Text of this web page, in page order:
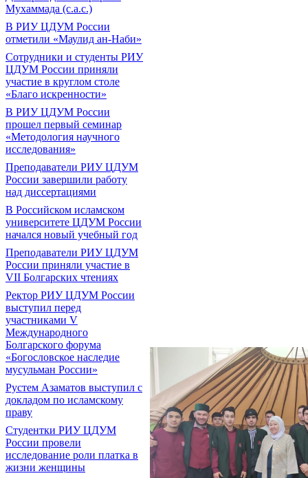
Мухаммада (с.а.с.)
В РИУ ЦДУМ России
отметили «Маулид ан-Наби»
Сотрудники и студенты РИУ
ЦДУМ России приняли
участие в круглом столе
«Благо искренности»
В РИУ ЦДУМ России
прошел первый семинар
«Методология научного
исследования»
Преподаватели РИУ ЦДУМ
России завершили работу
над диссертациями
В Российском исламском
университете ЦДУМ России
начался новый учебный год
Преподаватели РИУ ЦДУМ
России приняли участие в
VII Болгарских чтениях
Ректор РИУ ЦДУМ России
выступил перед
участниками V
Международного
Болгарского форума
«Богословское наследие
мусульман России»
Рустем Азаматов выступил с
докладом по исламскому
праву
Студентки РИУ ЦДУМ
России провели
исследование роли платка в
жизни женщины